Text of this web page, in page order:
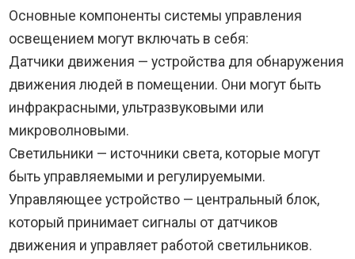
Основные компоненты системы управления
освещением могут включать в себя:
Датчики движения — устройства для обнаружения
движения людей в помещении. Они могут быть
инфракрасными, ультразвуковыми или
микроволновыми.
Светильники — источники света, которые могут
быть управляемыми и регулируемыми.
Управляющее устройство — центральный блок,
который принимает сигналы от датчиков
движения и управляет работой светильников.